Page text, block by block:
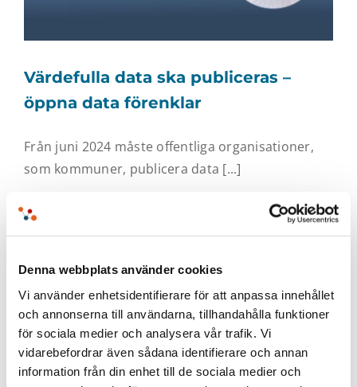
Denna webbplats använder cookies
Vi använder enhetsidentifierare för att anpassa innehållet
och annonserna till användarna, tillhandahålla funktioner
för sociala medier och analysera vår trafik. Vi
vidarebefordrar även sådana identifierare och annan
information från din enhet till de sociala medier och
Värdefulla data ska publiceras –
öppna data förenklar
Från juni 2024 måste offentliga organisationer,
som kommuner, publicera data [...]